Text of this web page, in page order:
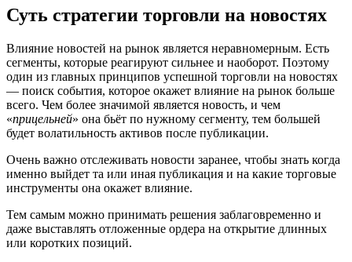
Суть стратегии торговли на новостях
Влияние новостей на рынок является неравномерным. Есть
сегменты, которые реагируют сильнее и наоборот. Поэтому
один из главных принципов успешной торговли на новостях
— поиск события, которое окажет влияние на рынок больше
всего. Чем более значимой является новость, и чем
«прицельней» она бьёт по нужному сегменту, тем большей
будет волатильность активов после публикации.
Очень важно отслеживать новости заранее, чтобы знать когда
именно выйдет та или иная публикация и на какие торговые
инструменты она окажет влияние.
Тем самым можно принимать решения заблаговременно и
даже выставлять отложенные ордера на открытие длинных
или коротких позиций.